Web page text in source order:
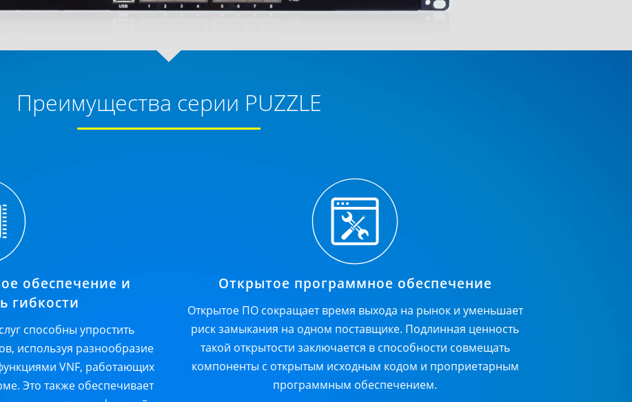
Преимущества серии PUZZLE
обеспечение и
гибкости
способны упростить
используя разнообразие
VNF, работающих
Это также обеспечивает
Открытое программное обеспечение
Открытое ПО сокращает время выхода на рынок и уменьшает
риск замыкания на одном поставщике. Подлинная ценность
такой открытости заключается в способности совмещать
компоненты с открытым исходным кодом и проприетарным
программным обеспечением.